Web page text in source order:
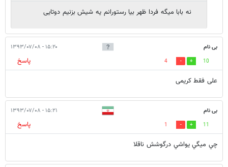
نه بابا میگه فردا ظهر بیا رستورانم یه شیش بزنیم دوتایی
بی نام ۱۵:۲۰ - ۱۳۹۳/۰۷/۰۸
10
4
پاسخ
علی فقط کریمی
بی نام ۱۵:۲۱ - ۱۳۹۳/۰۷/۰۸
11
1
پاسخ
چي ميگي يواشي درگوشش ناقلا